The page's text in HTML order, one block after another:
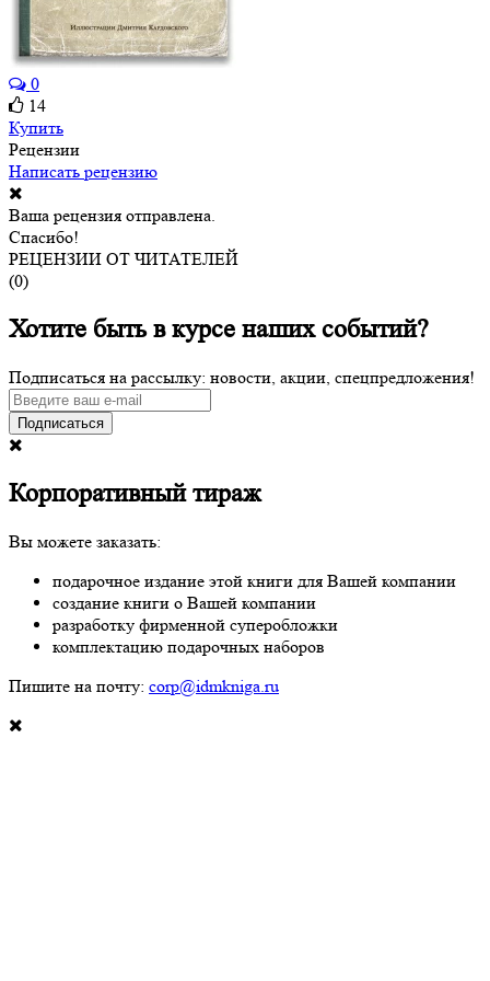
0
14
Купить
Рецензии
Написать рецензию
Ваша рецензия отправлена.
Спасибо!
РЕЦЕНЗИИ ОТ ЧИТАТЕЛЕЙ
(0)
Хотите быть в курсе наших событий?
Подписаться на рассылку: новости, акции, спецпредложения!
Подписаться
Корпоративный тираж
Вы можете заказать:
подарочное издание этой книги для Вашей компании
создание книги о Вашей компании
разработку фирменной суперобложки
комплектацию подарочных наборов
Пишите на почту: corp@idmkniga.ru